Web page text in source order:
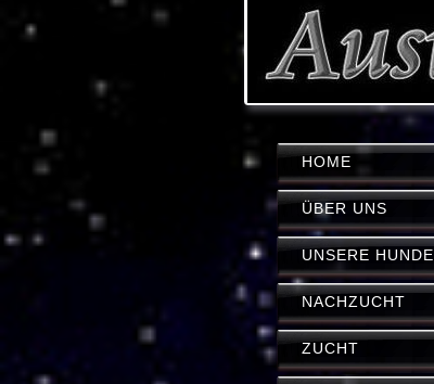
HOME
ÜBER UNS
UNSERE HUNDE
NACHZUCHT
ZUCHT